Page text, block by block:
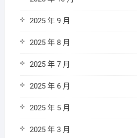
2025 年 9 月
2025 年 8 月
2025 年 7 月
2025 年 6 月
2025 年 5 月
2025 年 3 月